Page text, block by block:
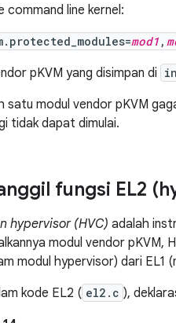
command line kernel:
mod1 ,
pKVM yang disimpan di
satu modul vendor pKVM
tidak dapat dimulai.
fungsi EL2
hypervisor (HVC) adalah
modul vendor pKVM,
modul hypervisor) dari EL1
kode EL2 ( el2.c ),